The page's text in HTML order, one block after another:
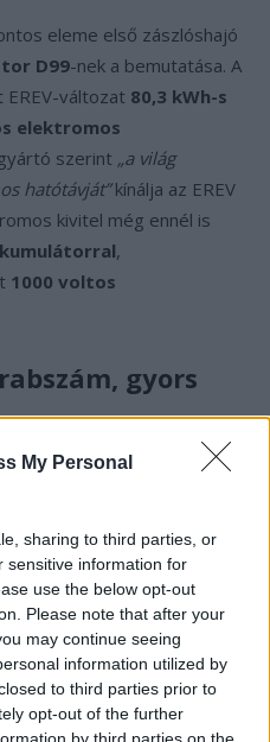
My Personal
sharing to third parties, or
sensitive information for
use the below opt-out
Please note that after your
may continue seeing
information utilized by
to third parties prior to
opt-out of the further
eleme első zászlóshajó
D99-nek a bemutatása. A
változat 80,3 kWh-s
elektromos
szerint „a világ
hatótávját”kínálja az EREV
kivitel még ennél is
,
1000 voltos
gyors
márkára is, amely a Rox
le, amiközel 100
jelent. A márka egyik
különösen azEgyesült
aPolestones Adamas
Facebookon is, további